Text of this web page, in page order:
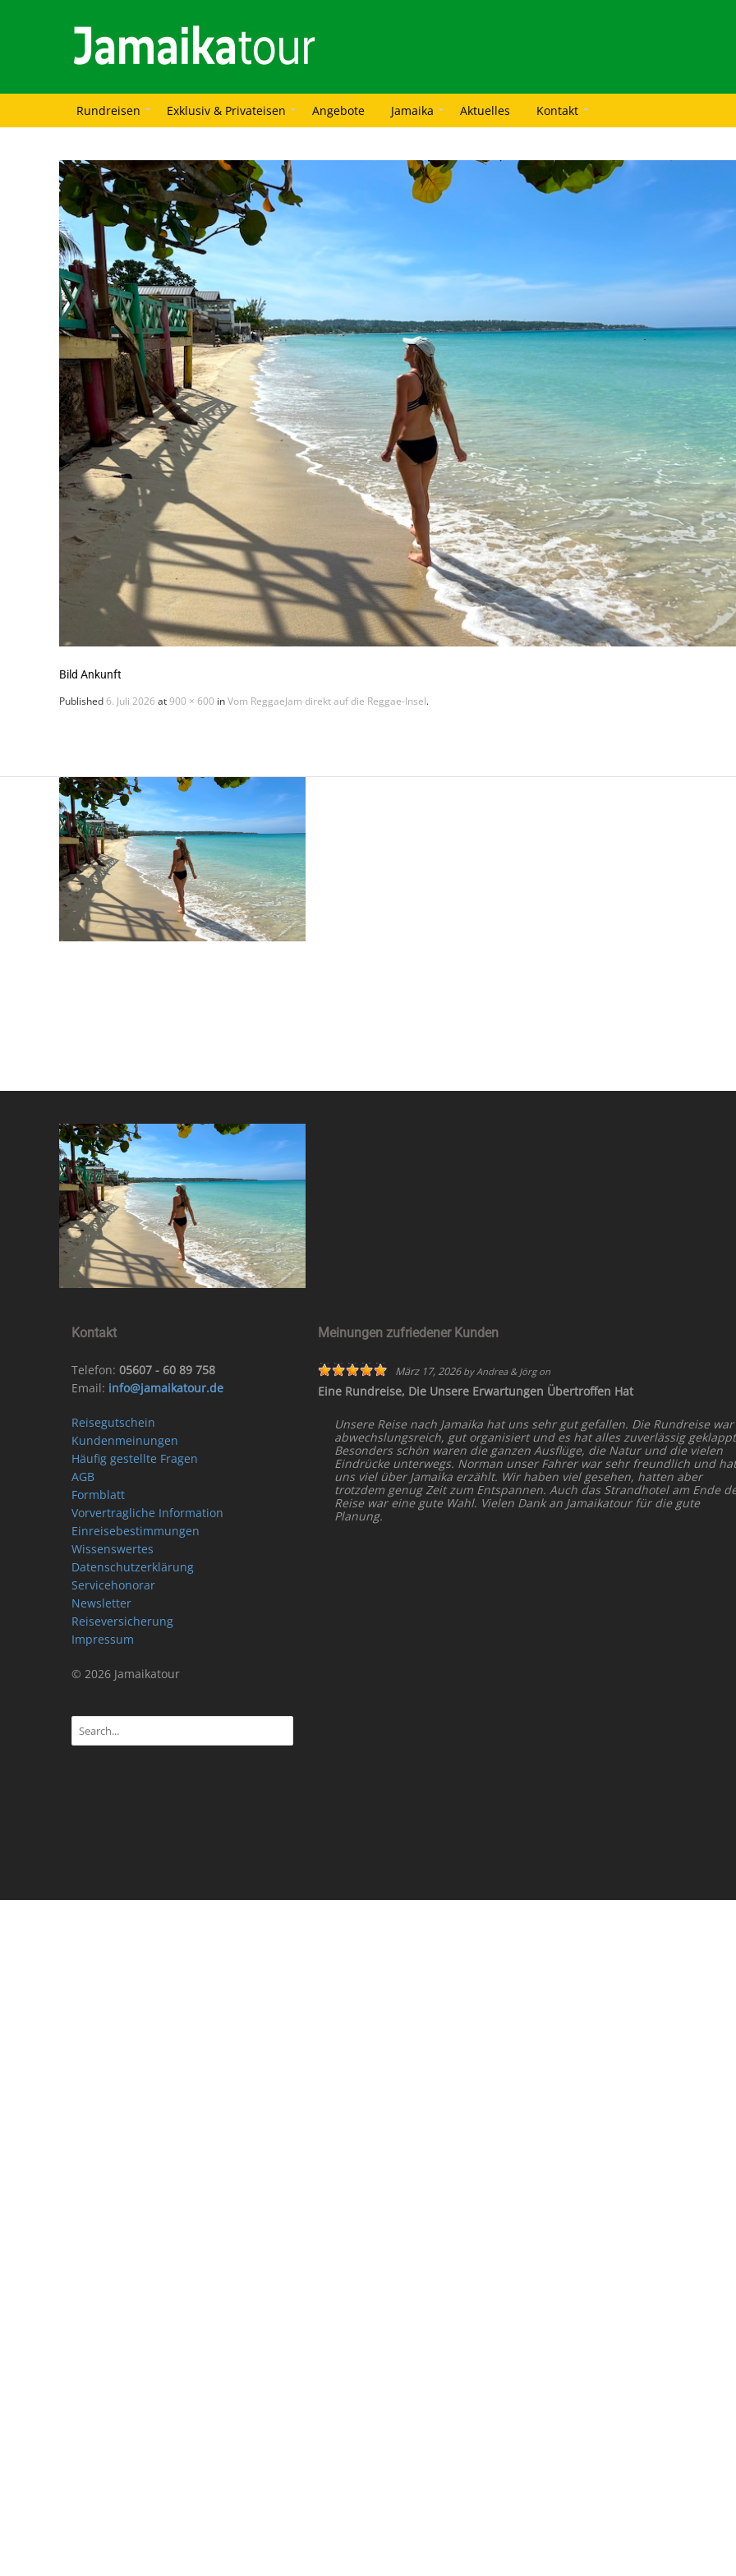
Rundreisen Exklusiv & Privateisen Angebote Jamaika Aktuelles Kontakt
Bild Ankunft
Published 6. Juli 2026 at900 × 600 inVom ReggaeJam direkt auf die Reggae-Insel.
Kontakt
Telefon: 05607 - 60 89 758
Email: info@jamaikatour.de
Reisegutschein
Kundenmeinungen
Häufig gestellte Fragen
AGB
Formblatt
Vorvertragliche Information
Einreisebestimmungen
Wissenswertes
Datenschutzerklärung
Servicehonorar
Newsletter
Reiseversicherung
Impressum
© 2026 Jamaikatour
Meinungen zufriedener Kunden
März 17, 2026by Andrea & Jörgon
Eine Rundreise, Die Unsere Erwartungen Übertroffen Hat
Unsere Reise nach Jamaika hat uns sehr gut gefallen. Die Rundreise war
abwechslungsreich, gut organisiert und es hat alles zuverlässig
Besonders schön waren die ganzen Ausflüge, die Natur und die vielen
Eindrücke unterwegs. Norman unser Fahrer war sehr freundlich und hat
uns viel über Jamaika erzählt. Wir haben viel gesehen, hatten aber
trotzdem genug Zeit zum Entspannen. Auch das Strandhotel am Ende
Reise war eine gute Wahl. Vielen Dank an Jamaikatour für die gute
Planung.